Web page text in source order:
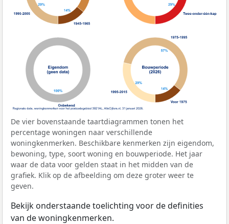
De vier bovenstaande taartdiagrammen tonen het
percentage woningen naar verschillende
woningkenmerken. Beschikbare kenmerken zijn eigendom,
bewoning, type, soort woning en bouwperiode. Het jaar
waar de data voor gelden staat in het midden van de
grafiek. Klik op de afbeelding om deze groter weer te
geven.
Bekijk onderstaande toelichting voor de definities
van de woningkenmerken.